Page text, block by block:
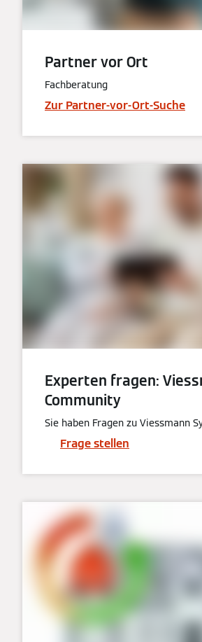
Partner vor Ort
Fachberatung
Zur Partner-vor-Ort-Suche
Experten fragen:
Community
Sie haben Fragen zu Viessmann
Frage stellen